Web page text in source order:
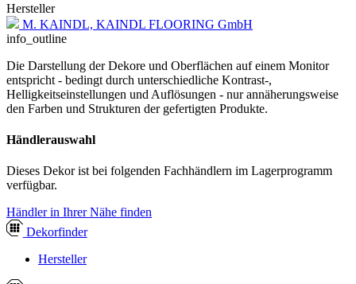
Hersteller
M. KAINDL, KAINDL FLOORING GmbH
info_outline
Die Darstellung der Dekore und Oberflächen auf einem Monitor
entspricht - bedingt durch unterschiedliche Kontrast-,
Helligkeitseinstellungen und Auflösungen - nur annäherungsweise
den Farben und Strukturen der gefertigten Produkte.
Händlerauswahl
Dieses Dekor ist bei folgenden Fachhändlern im Lagerprogramm
verfügbar.
Händler in Ihrer Nähe finden
Dekorfinder
Hersteller